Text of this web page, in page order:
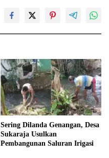
Sering Dilanda Genangan, Desa
Sukaraja Usulkan
Pembangunan Saluran Irigasi